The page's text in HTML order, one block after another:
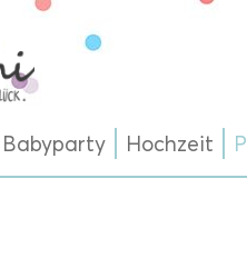
Babyparty Hochzeit